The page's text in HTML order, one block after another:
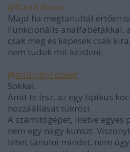
@Darth Revan:
Majd ha megtanultál értően
Funkcionális analfabétákkal,
csak meg és képesek csak
nem tudok mit kezdeni.
@midnight coder:
Sokkal.
Amit te írsz, az egy tipikus
hozzáállását tükrözi.
A számítógépet, illetve egyes
nem egy nagy kunszt.
lehet tanulni mindet, nem